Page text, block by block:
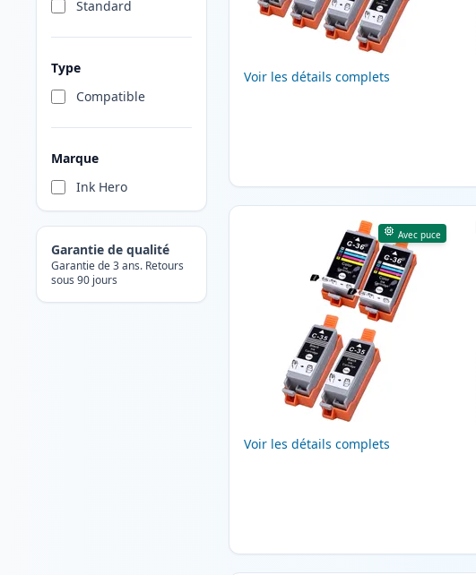
Standard
Type
Compatible
Marque
Ink Hero
Garantie de qualité
Garantie de 3 ans. Retours
sous 90 jours
Voir les détails complets
Avec puce
Voir les détails complets